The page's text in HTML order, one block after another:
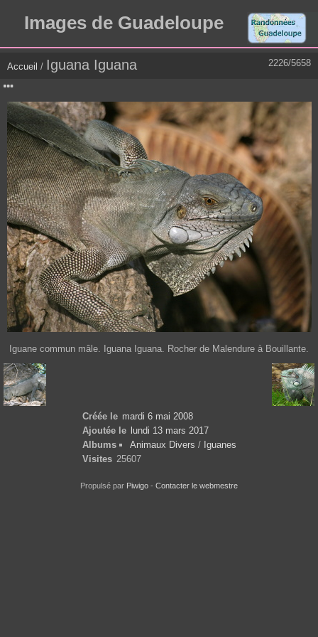
Images de Guadeloupe
2226/5658
Accueil / Iguana Iguana
Iguane commun mâle. Iguana Iguana. Rocher de Malendure à Bouillante.
Créée le mardi 6 mai 2008
Ajoutée le
lundi 13 mars 2017
Albums
Animaux Divers / Iguanes
Visites 25607
Propulsé par Piwigo - Contacter le webmestre